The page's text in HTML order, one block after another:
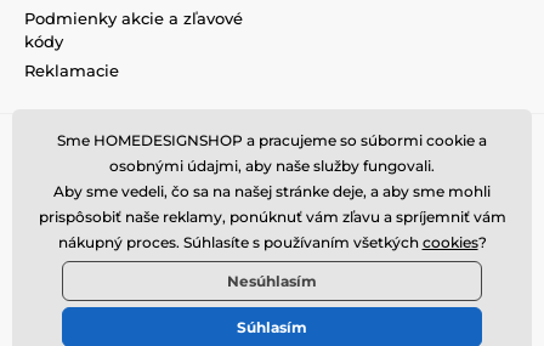
Podmienky akcie a zľavové
kódy
Reklamacie
Sme HOMEDESIGNSHOP a pracujeme so súbormi cookie a
osobnými údajmi, aby naše služby fungovali.
Aby sme vedeli, čo sa na našej stránke deje, a aby sme mohli
prispôsobiť naše reklamy, ponúknuť vám zľavu a spríjemniť vám
nákupný proces. Súhlasíte s používaním všetkých cookies?
Nesúhlasím
Súhlasím